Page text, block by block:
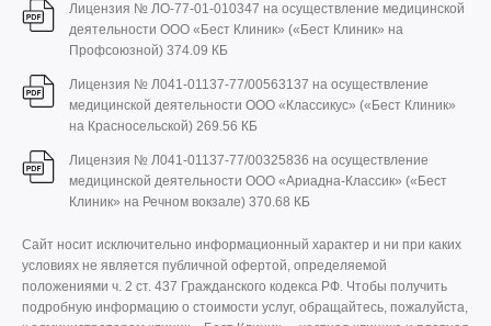
Лицензия № ЛО-77-01-010347 на осуществление медицинской
деятельности ООО «Бест Клиник» («Бест Клиник» на
Профсоюзной) 374.09 КБ
Лицензия № Л041-01137-77/00563137 на осуществление
медицинской деятельности ООО «Классикус» («Бест Клиник»
на Красносельской) 269.56 КБ
Лицензия № Л041-01137-77/00325836 на осуществление
медицинской деятельности ООО «Ариадна-Классик» («Бест
Клиник» на Речном вокзале) 370.68 КБ
Сайт носит исключительно информационный характер и ни при каких
условиях не является публичной офертой, определяемой
положениями ч. 2 ст. 437 Гражданского кодекса РФ. Чтобы получить
подробную информацию о стоимости услуг, обращайтесь, пожалуйста,